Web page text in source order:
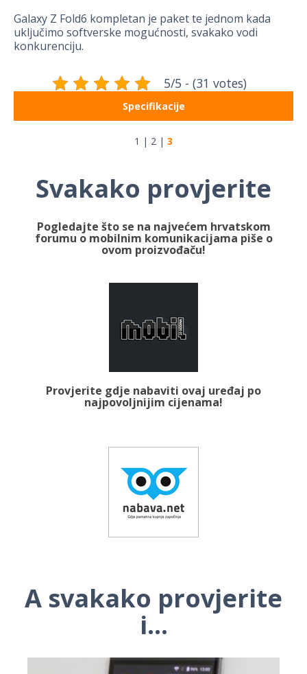
Galaxy Z Fold6 kompletan je paket te jednom kada
uključimo softverske mogućnosti, svakako vodi
konkurenciju.
5/5 - (31 votes)
Specifikacije
1 | 2 | 3
Svakako provjerite
Pogledajte što se na najvećem hrvatskom
forumu o mobilnim komunikacijama piše o
ovom proizvođaču!
Provjerite gdje nabaviti ovaj uređaj po
najpovoljnijim cijenama!
A svakako provjerite
i...